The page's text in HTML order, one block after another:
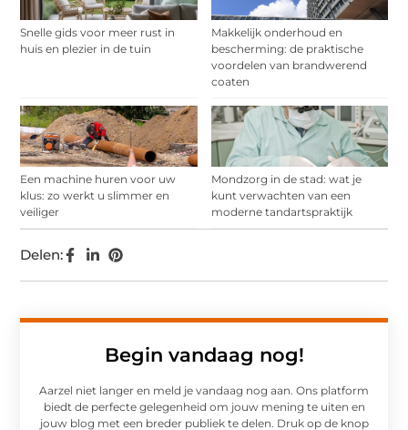
Snelle gids voor meer rust in
huis en plezier in de tuin
Makkelijk onderhoud en
bescherming: de praktische
voordelen van brandwerend
coaten
Een machine huren voor uw
klus: zo werkt u slimmer en
veiliger
Mondzorg in de stad: wat je
kunt verwachten van een
moderne tandartspraktijk
Begin vandaag nog!
Aarzel niet langer en meld je vandaag nog aan. Ons platform
biedt de perfecte gelegenheid om jouw mening te uiten en
jouw blog met een breder publiek te delen. Druk op de knop
Delen: